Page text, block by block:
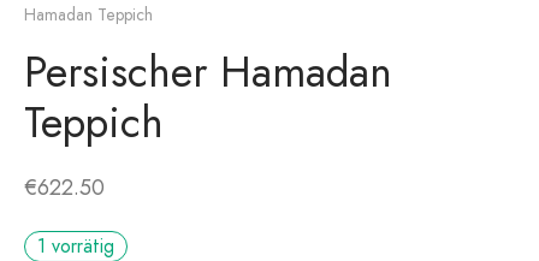
Hamadan Teppich
Persischer Hamadan
Teppich
€622.50
1 vorrätig